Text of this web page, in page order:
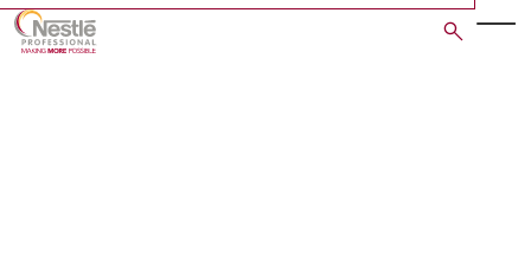
Skip